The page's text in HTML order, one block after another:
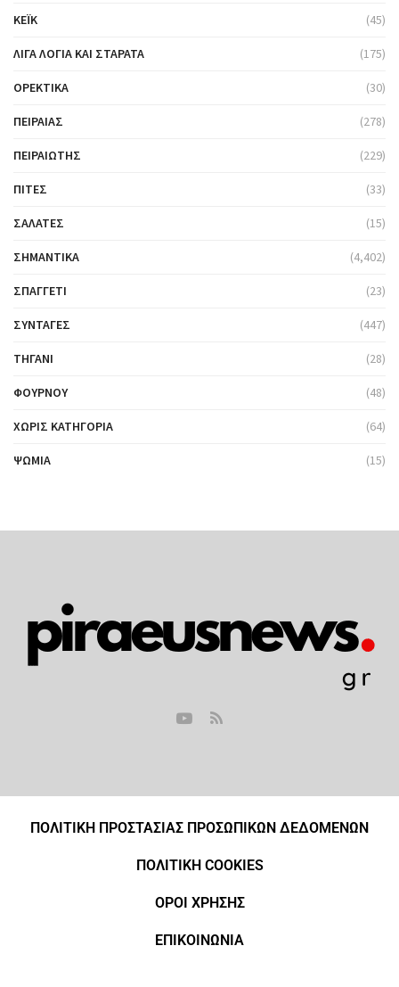
ΚΈΙΚ (45)
ΛΊΓΑ ΛΌΓΙΑ ΚΑΙ ΣΤΑΡΆΤΑ (175)
ΟΡΕΚΤΙΚΆ (30)
ΠΕΙΡΑΙΆΣ (278)
ΠΕΙΡΑΙΏΤΗΣ (229)
ΠΊΤΕΣ (33)
ΣΑΛΆΤΕΣ (15)
ΣΗΜΑΝΤΙΚΆ (4,402)
ΣΠΑΓΓΈΤΙ (23)
ΣΥΝΤΑΓΈΣ (447)
ΤΗΓΆΝΙ (28)
ΦΟΎΡΝΟΥ (48)
ΧΩΡΊΣ ΚΑΤΗΓΟΡΊΑ (64)
ΨΩΜΙΆ (15)
ΠΟΛΙΤΙΚΗ ΠΡΟΣΤΑΣΙΑΣ ΠΡΟΣΩΠΙΚΩΝ ΔΕΔΟΜΕΝΩΝ
ΠΟΛΙΤΙΚΗ COOKIES
ΟΡΟΙ ΧΡΗΣΗΣ
ΕΠΙΚΟΙΝΩΝΙΑ